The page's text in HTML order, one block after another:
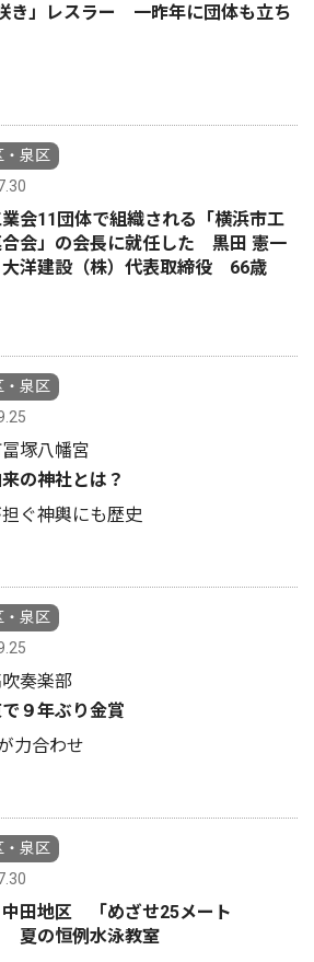
き」レスラー 一昨年に団体も立ち
・泉区
会11団体で組織される「横浜市工
合会」の会長に就任した 黒田 憲一
洋建設（株）代表取締役 66歳
・泉区
塚八幡宮
の神社とは？
ぐ神輿にも歴史
・泉区
奏楽部
９年ぶり金賞
力合わせ
・泉区
田地区 「めざせ25メート
夏の恒例水泳教室